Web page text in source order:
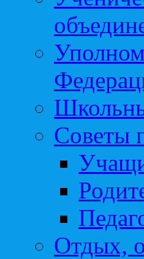
Советы
Отдых,